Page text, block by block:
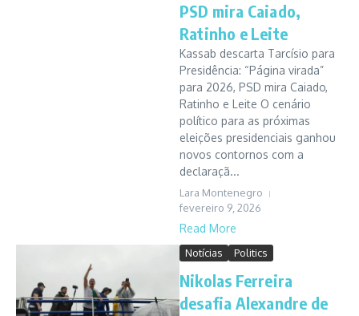
PSD mira Caiado,
Ratinho e Leite
Kassab descarta Tarcísio para
Presidência: “Página virada”
para 2026, PSD mira Caiado,
Ratinho e Leite O cenário
político para as próximas
eleições presidenciais ganhou
novos contornos com a
declaraçã...
Lara Montenegro
fevereiro 9, 2026
Read More
Notícias Politics
Nikolas Ferreira
desafia Alexandre de